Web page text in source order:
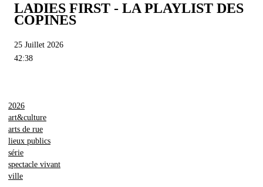
LADIES FIRST - LA PLAYLIST DES
COPINES
25 Juillet 2026
42:38
2026
art&culture
arts de rue
lieux publics
série
spectacle vivant
ville